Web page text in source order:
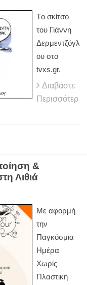
Tο σκίτσο
του Γιάννη
Δερμεντζόγλ
ου στο
tvxs.gr.
Διαβάστε
Περισσότερ
&
Λιθιά
Με αφορμή
την
Παγκόσμια
Ημέρα
Χωρίς
Πλαστική